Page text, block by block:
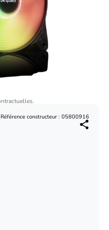
Référence constructeur : 05800916